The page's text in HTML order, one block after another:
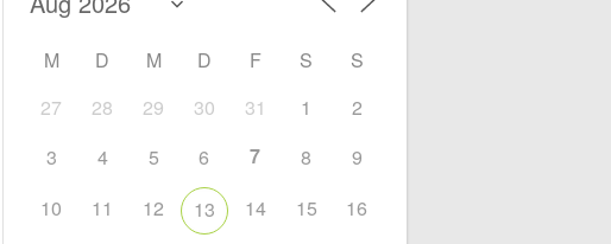
M D M D F S
S
27
28 29 30 31 1
2
3
4 5 6 7 8
9
10
11 12 13 14 15
16